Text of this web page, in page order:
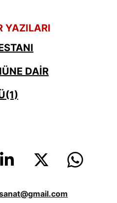
YAZILARI
DAİR